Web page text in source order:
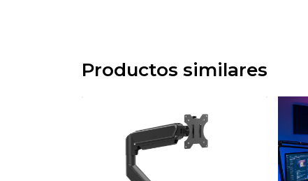
Productos similares